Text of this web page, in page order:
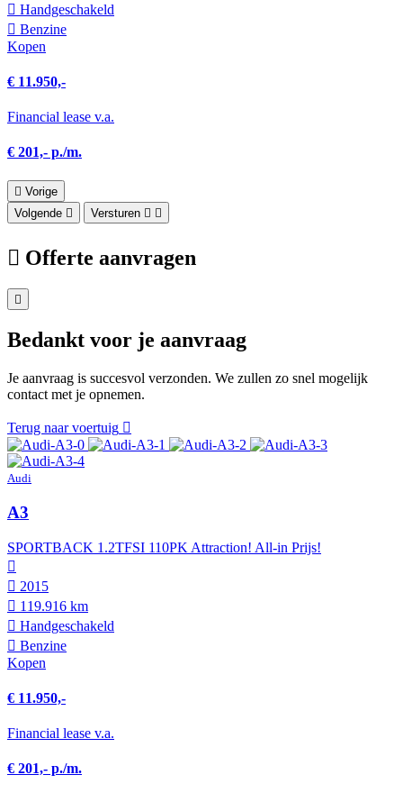
Hand­geschakeld
Benzine
Kopen
€ 11.950,-
Financial lease v.a.
€ 201,- p./m.
Vorige
Volgende
Versturen
Offerte aanvragen
Bedankt voor je aanvraag
Je aanvraag is succesvol verzonden. We zullen zo snel mogelijk
contact met je opnemen.
Terug naar voertuig
Audi
A3
SPORTBACK 1.2TFSI 110PK Attraction! All-in Prijs!
2015
119.916 km
Hand­geschakeld
Benzine
Kopen
€ 11.950,-
Financial lease v.a.
€ 201,- p./m.